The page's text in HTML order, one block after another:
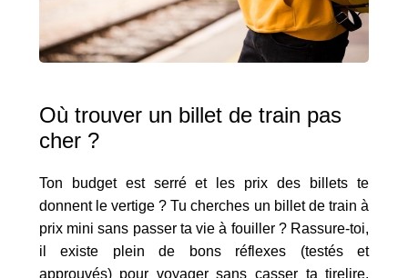
Où trouver un billet de train pas
cher ?
Ton budget est serré et les prix des billets te
donnent le vertige ? Tu cherches un billet de train à
prix mini sans passer ta vie à fouiller ? Rassure-toi,
il existe plein de bons réflexes (testés et
approuvés) pour voyager sans casser ta tirelire.